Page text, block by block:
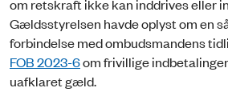
om retskraft ikke kan inddrives eller
Gældsstyrelsen havde oplyst om en
forbindelse med ombudsmandens
FOB 2023-6om frivillige
uafklaret gæld.